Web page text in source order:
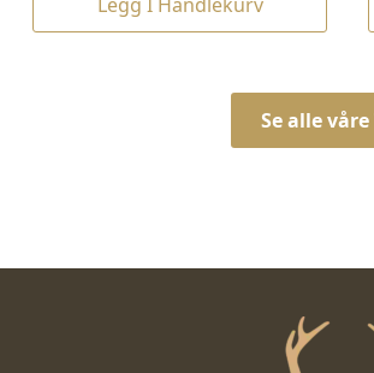
kr 169,00.
kr 129,00.
Legg I Handlekurv
Se alle